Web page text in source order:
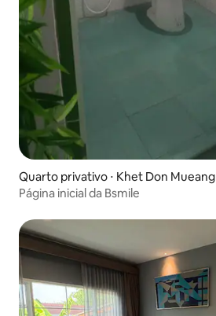
Quarto privativo ⋅ Khet Don Mueang
Página inicial da Bsmile